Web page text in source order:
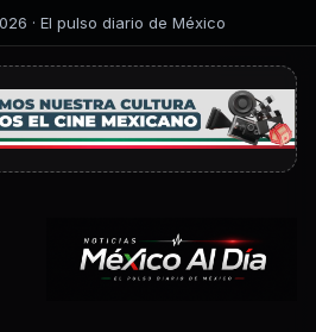
· El pulso diario de México